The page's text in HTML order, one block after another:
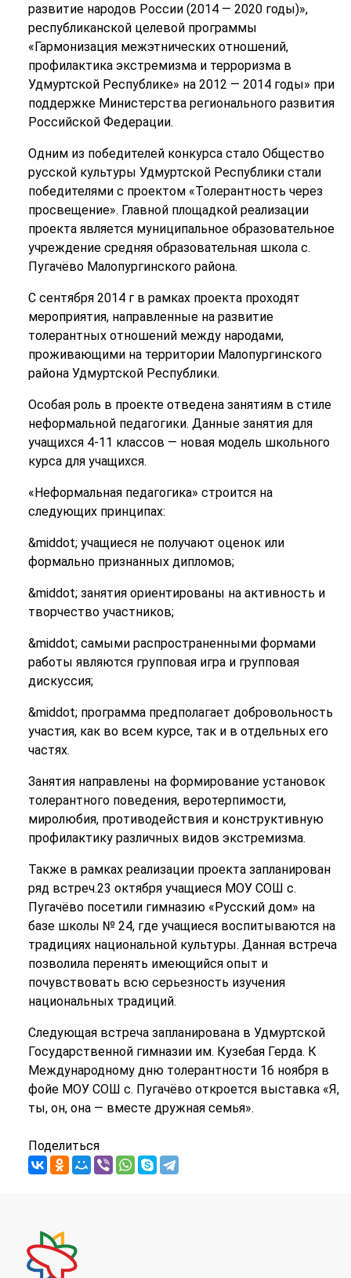
развитие народов России (2014 — 2020 годы)»,
республиканской целевой программы
«Гармонизация межэтнических отношений,
профилактика экстремизма и терроризма в
Удмуртской Республике» на 2012 — 2014 годы» при
поддержке Министерства регионального развития
Российской Федерации.
Одним из победителей конкурса стало Общество
русской культуры Удмуртской Республики стали
победителями с проектом «Толерантность через
просвещение». Главной площадкой реализации
проекта является муниципальное образовательное
учреждение средняя образовательная школа с.
Пугачёво Малопургинского района.
С сентября 2014 г в рамках проекта проходят
мероприятия, направленные на развитие
толерантных отношений между народами,
проживающими на территории Малопургинского
района Удмуртской Республики.
Особая роль в проекте отведена занятиям в стиле
неформальной педагогики. Данные занятия для
учащихся 4-11 классов — новая модель школьного
курса для учащихся.
«Неформальная педагогика» строится на
следующих принципах:
&middot; учащиеся не получают оценок или
формально признанных дипломов;
&middot; занятия ориентированы на активность и
творчество участников;
&middot; самыми распространенными формами
работы являются групповая игра и групповая
дискуссия;
&middot; программа предполагает добровольность
участия, как во всем курсе, так и в отдельных его
частях.
Занятия направлены на формирование установок
толерантного поведения, веротерпимости,
миролюбия, противодействия и конструктивную
профилактику различных видов экстремизма.
Также в рамках реализации проекта запланирован
ряд встреч.23 октября учащиеся МОУ СОШ с.
Пугачёво посетили гимназию «Русский дом» на
базе школы № 24, где учащиеся воспитываются на
традициях национальной культуры. Данная встреча
позволила перенять имеющийся опыт и
почувствовать всю серьезность изучения
национальных традиций.
Следующая встреча запланирована в Удмуртской
Государственной гимназии им. Кузебая Герда. К
Международному дню толерантности 16 ноября в
фойе МОУ СОШ с. Пугачёво откроется выставка «Я,
ты, он, она — вместе дружная семья».
Поделиться